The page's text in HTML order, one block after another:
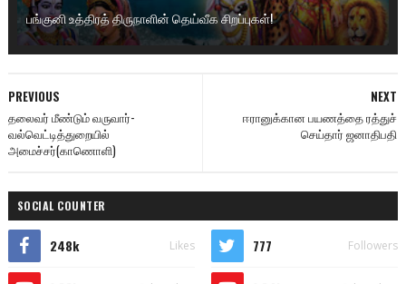
பங்குனி உத்திரத் திருநாளின் தெய்வீக சிறப்புகள்!
NEXT
ஈரானுக்கான பயணத்தை ரத்துச்
செய்தார் ஜனாதிபதி
PREVIOUS
தலைவர் மீண்டும் வருவார்-
வல்வெட்டித்துறையில்
அமைச்சர்(காணொளி)
SOCIAL COUNTER
248k Likes 777 Followers